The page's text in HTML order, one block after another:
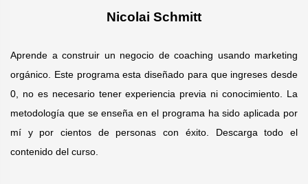
Nicolai Schmitt
Aprende a construir un negocio de coaching usando marketing
orgánico. Este programa esta diseñado para que ingreses desde
0, no es necesario tener experiencia previa ni conocimiento. La
metodología que se enseña en el programa ha sido aplicada por
mí y por cientos de personas con éxito. Descarga todo el
contenido del curso.